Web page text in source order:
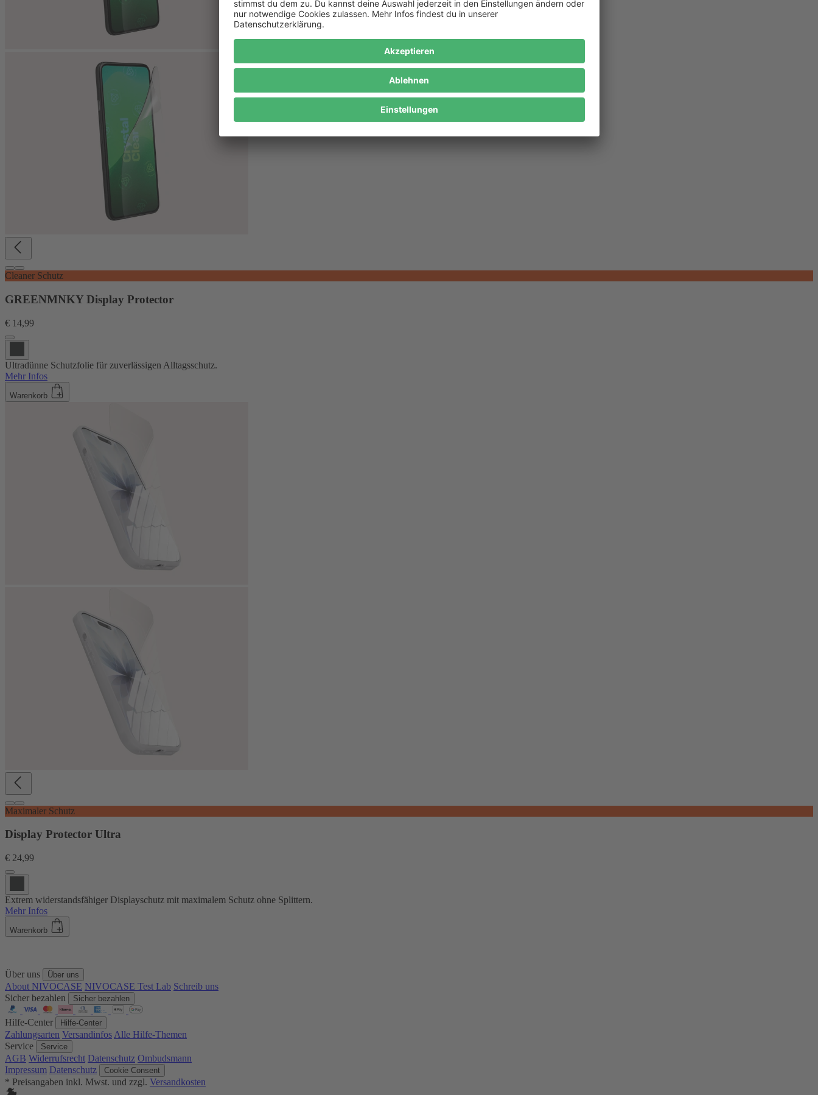
Cleaner Schutz
GREENMNKY Display Protector
€ 14,99
Ultradünne Schutzfolie für zuverlässigen Alltagsschutz.
Mehr Infos
Warenkorb
Maximaler Schutz
Display Protector Ultra
€ 24,99
Extrem widerstandsfähiger Displayschutz mit maximalem Schutz ohne Splittern.
Mehr Infos
Warenkorb
Über uns Über uns
About NIVOCASE NIVOCASE Test Lab Schreib uns
Sicher bezahlen
Sicher bezahlen
Hilfe-Center Hilfe-Center
Zahlungsarten Versandinfos Alle Hilfe-Themen
Service
Service
AGB Widerrufsrecht Datenschutz Ombudsmann
Impressum Datenschutz Cookie Consent
* Preisangaben inkl. Mwst. und zzgl. Versandkosten